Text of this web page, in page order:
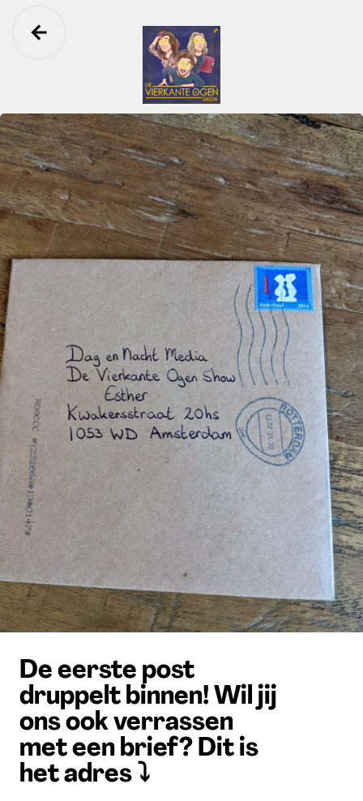
Ga terug
De Vierkante Ogen Show
De eerste post
druppelt binnen! Wil jij
ons ook verrassen
met een brief? Dit is
het adres ⤵️